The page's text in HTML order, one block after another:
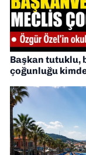
Başkan tutuklu,
çoğunluğu